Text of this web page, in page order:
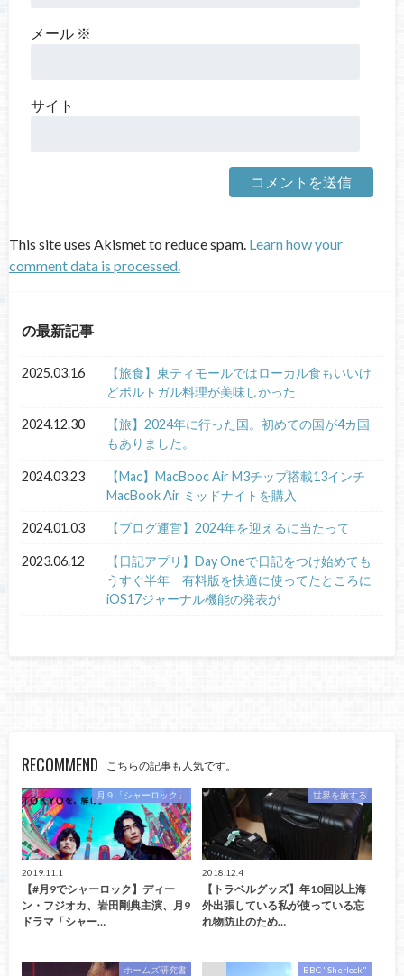
メール ※
サイト
This site uses Akismet to reduce spam. Learn how your
comment data is processed.
の最新記事
2025.03.16
【旅食】東ティモールではローカル食もいいけ
どポルトガル料理が美味しかった
2024.12.30
【旅】2024年に行った国。初めての国が4カ国
もありました。
2024.03.23
【Mac】MacBooc Air M3チップ搭載13インチ
MacBook Air ミッドナイトを購入
2024.01.03 【ブログ運営】2024年を迎えるに当たって
2023.06.12
【日記アプリ】Day Oneで日記をつけ始めても
うすぐ半年 有料版を快適に使ってたところに
iOS17ジャーナル機能の発表が
RECOMMEND こちらの記事も人気です。
月９「シャーロック」
2019.11.1
【#月9でシャーロック】ディー
ン・フジオカ、岩田剛典主演、月9
ドラマ「シャー…
世界を旅する
2018.12.4
【トラベルグッズ】年10回以上海
外出張している私が使っている忘
れ物防止のため…
ホームズ研究書 BBC "Sherlock"